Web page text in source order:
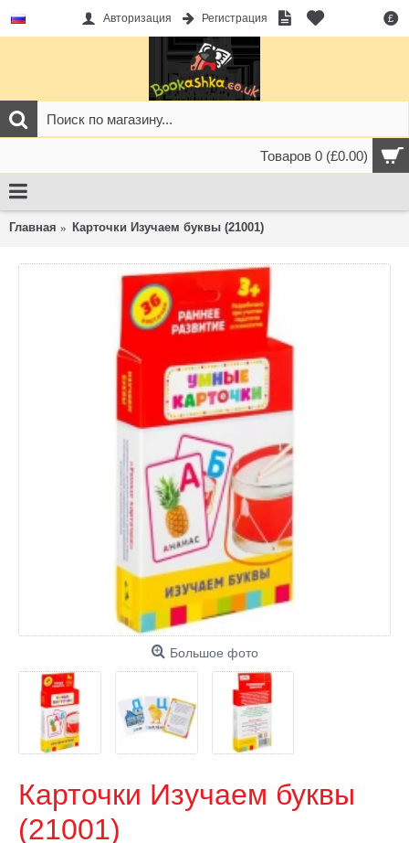
£
Авторизация Регистрация
Товаров 0 (£0.00)
Главная Карточки Изучаем буквы (21001)
Большое фото
Карточки Изучаем буквы
(21001)